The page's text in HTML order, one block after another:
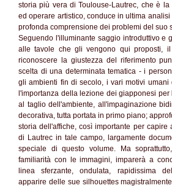
storia più vera di Toulouse-Lautrec, che è
ed operare artistico, conduce in ultima
profonda comprensione dei problemi del suo
Seguendo l'illuminante saggio introduttivo e
alle tavole che gli vengono qui proposti,
riconoscere la giustezza del riferimento
scelta di una determinata tematica - i
gli ambienti fin di secolo, i vari motivi
l'importanza della lezione dei giapponesi
al taglio dell'ambiente, all'impaginazione
decorativa, tutta portata in primo piano;
storia dell'affiche, così importante per capire
di Lautrec in tale campo, largamente
speciale di questo volume. Ma
familiarità con le immagini, imparerà a
linea sferzante, ondulata, rapidissima
apparire delle sue silhouettes